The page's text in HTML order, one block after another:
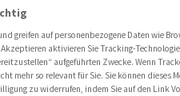
weiter stark
greifen auf personenbezogene Daten wie
aktivieren Sie Tracking-
aufgeführten Zwecke. Wenn
mehr so relevant für Sie. Sie können dieses
zu widerrufen, indem Sie auf den Link